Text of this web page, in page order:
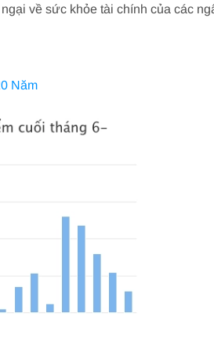
về sức khỏe tài chính của các
Năm